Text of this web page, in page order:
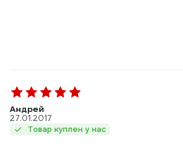
Aндрей
27.01.2017
Товар куплен у нас